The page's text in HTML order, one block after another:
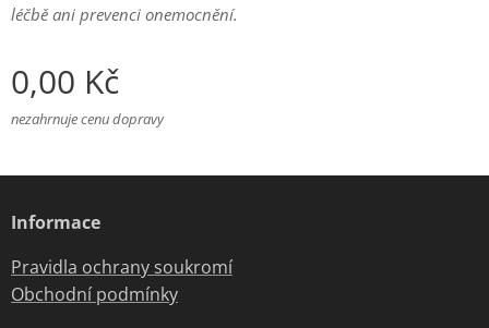
léčbě ani prevenci onemocnění.
0,00 Kč
nezahrnuje cenu dopravy
Informace
Pravidla ochrany soukromí
Obchodní podmínky